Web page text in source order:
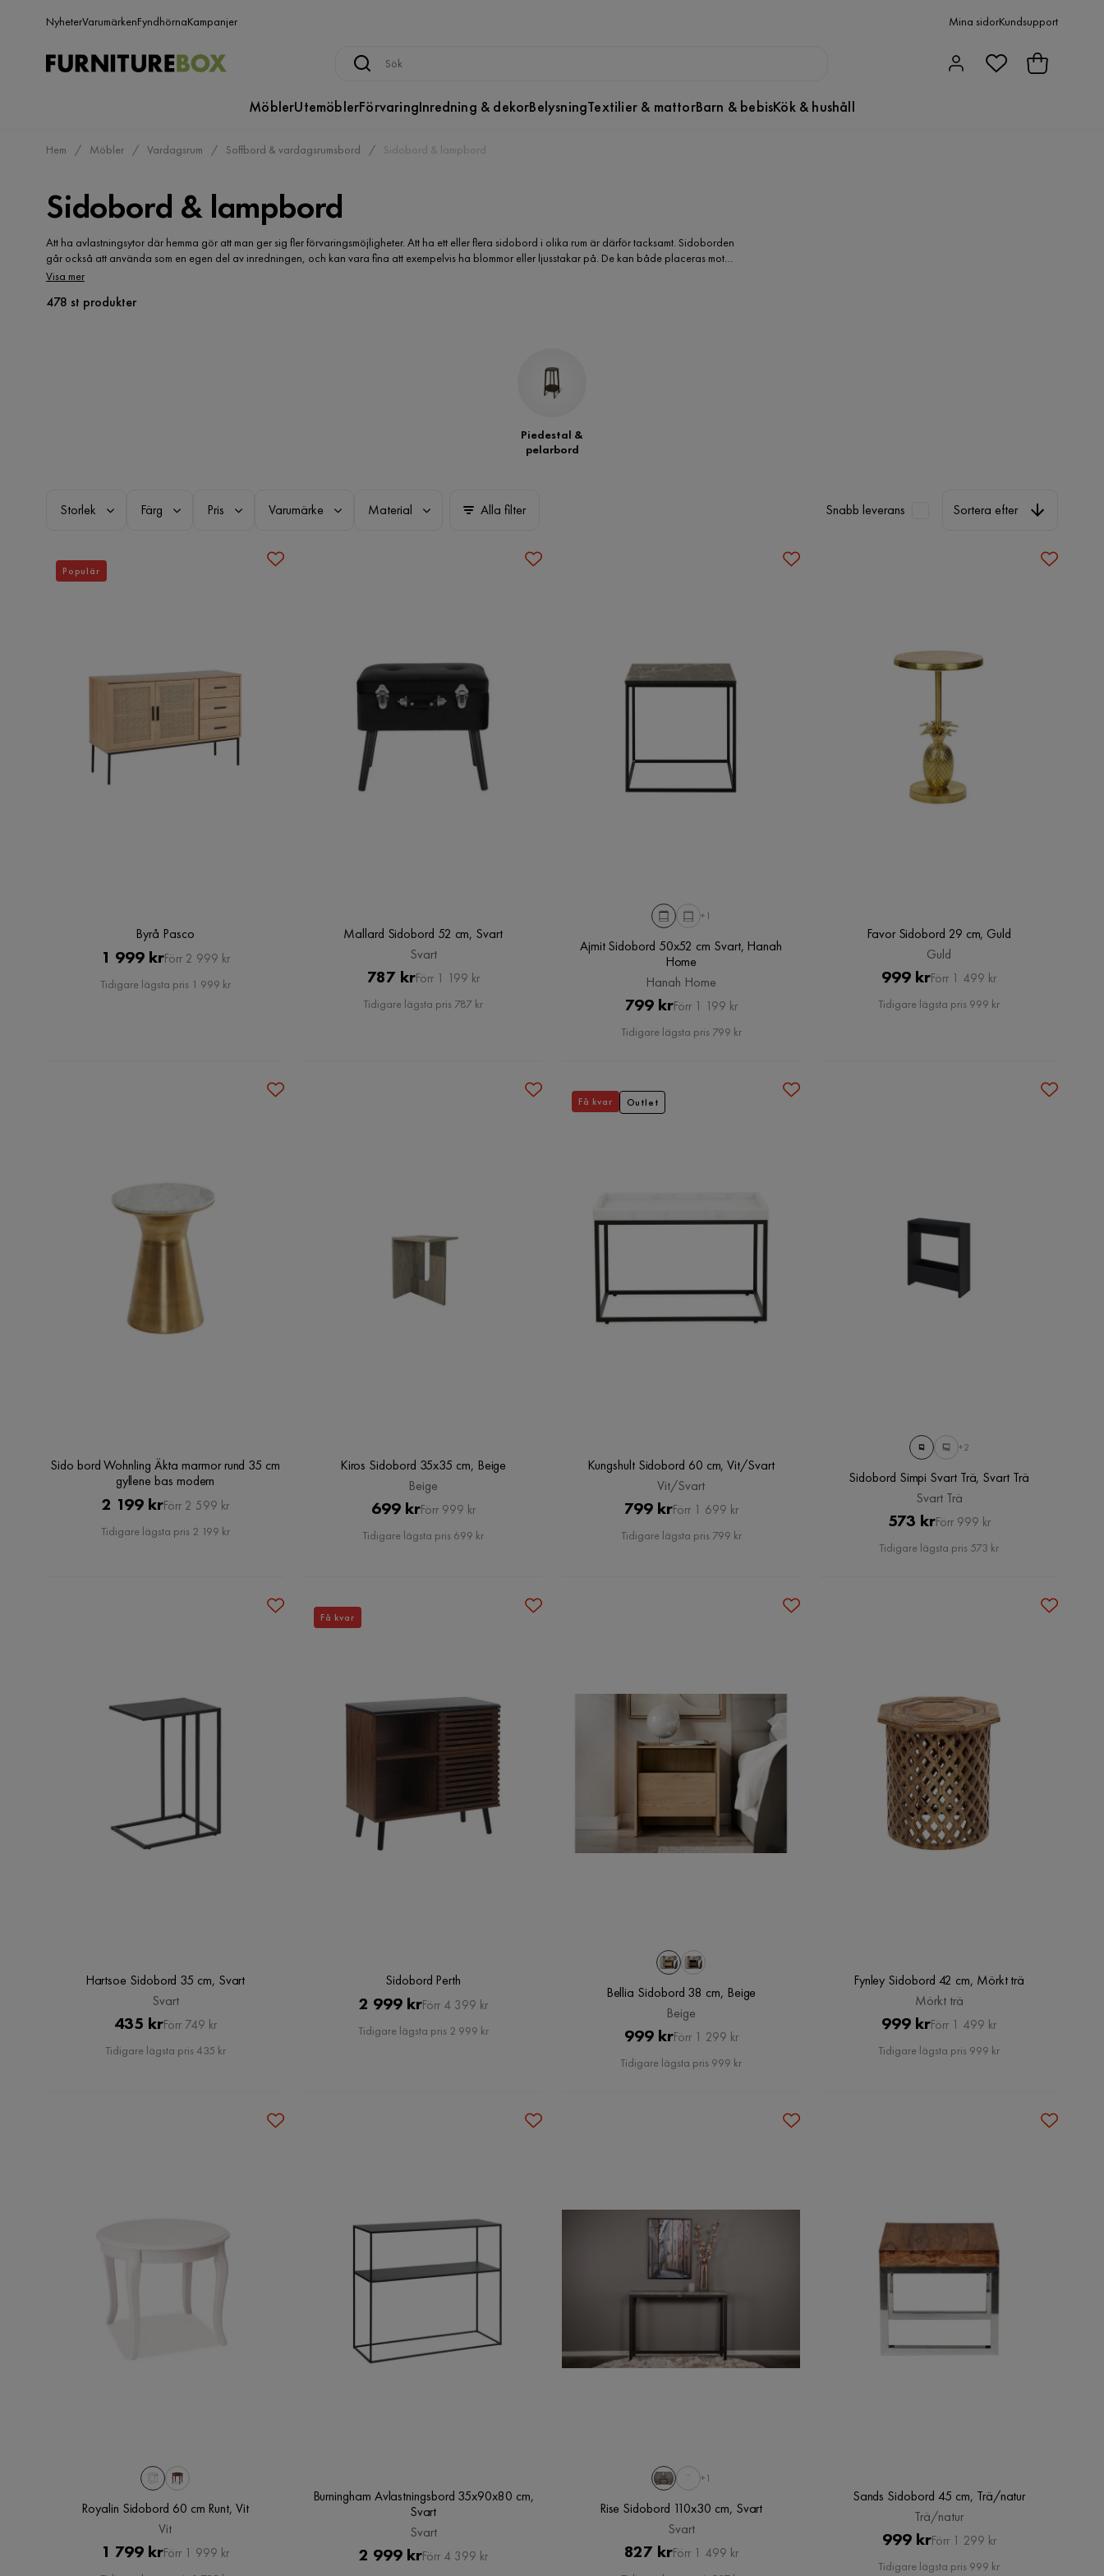
NyheterVarumärkenFyndhörnaKampanjer Mina sidorKundsupport
MöblerUtemöblerFörvaringInredning & dekorBelysningTextilier & mattorBarn & bebisKök & hushåll
Hem Möbler Vardagsrum Soffbord & vardagsrumsbord Sidobord & lampbord
Sidobord & lampbord
Att ha avlastningsytor där hemma gör att man ger sig fler förvaringsmöjligheter. Att ha ett eller flera sidobord i olika rum är därför tacksamt. Sidoborden
går också att använda som en egen del av inredningen, och kan vara fina att exempelvis ha blommor eller ljusstakar på. De kan både placeras mot
en vägg, eller användas som skiljedel för att dela upp rummet. Här kan du smidigt köpa sidobord direkt på nätet som levereras hem till dig. Genom att
Visa mer
478 st produkter
Piedestal &
pelarbord
Storlek Färg Pris Varumärke Material Alla filter Snabb leverans Sortera efter
Byrå Pasco
Pris
1 999 krOriginal
Pris
Förr 2 999 kr
Tidigare lägsta pris 1 999 kr
Populär
Mallard Sidobord 52 cm, Svart
Svart
Pris
787 kr Original
Pris
Förr 1 199 kr
Tidigare lägsta pris 787 kr
+1
Ajmit Sidobord 50x52 cm Svart, Hanah
Home
Hanah Home
Pris
799 kr Original
Pris
Förr 1 199 kr
Tidigare lägsta pris 799 kr
Favor Sidobord 29 cm, Guld
Guld
Pris
999 kr Original
Pris
Förr 1 499 kr
Tidigare lägsta pris 999 kr
Sido bord Wohnling Äkta marmor rund 35 cm
gyllene bas modern
Pris
2 199 krOriginal
Pris
Förr 2 599 kr
Tidigare lägsta pris 2 199 kr
Kiros Sidobord 35x35 cm, Beige
Beige
Pris
699 krOriginal
Pris
Förr 999 kr
Tidigare lägsta pris 699 kr
Kungshult Sidobord 60 cm, Vit/Svart
Vit/Svart
Pris
799 kr Original
Pris
Förr 1 699 kr
Tidigare lägsta pris 799 kr
Få kvar Outlet
+2
Sidobord Simpi Svart Trä, Svart Trä
Svart Trä
Pris
573 krOriginal
Pris
Förr 999 kr
Tidigare lägsta pris 573 kr
Hartsoe Sidobord 35 cm, Svart
Svart
Pris
435 krOriginal
Pris
Förr 749 kr
Tidigare lägsta pris 435 kr
Sidobord Perth
Pris
2 999 krOriginal
Pris
Förr 4 399 kr
Tidigare lägsta pris 2 999 kr
Få kvar
Bellia Sidobord 38 cm, Beige
Beige
Pris
999 kr Original
Pris
Förr 1 299 kr
Tidigare lägsta pris 999 kr
Fynley Sidobord 42 cm, Mörkt trä
Mörkt trä
Pris
999 kr Original
Pris
Förr 1 499 kr
Tidigare lägsta pris 999 kr
Royalin Sidobord 60 cm Runt, Vit
Vit
Pris
1 799 krOriginal
Förr 1 999 kr
Burningham Avlastningsbord 35x90x80 cm,
Svart
Svart
Pris
2 999 krOriginal
Förr 4 399 kr
+1
Rise Sidobord 110x30 cm, Svart
Svart
Pris
827 kr Original
Förr 1 499 kr
Sands Sidobord 45 cm, Trä/natur
Trä/natur
Pris
999 kr Original
Pris
Förr 1 299 kr
Tidigare lägsta pris 999 kr